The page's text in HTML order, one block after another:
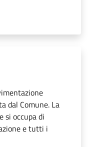
dal Comune. La
si occupa di
e tutti i